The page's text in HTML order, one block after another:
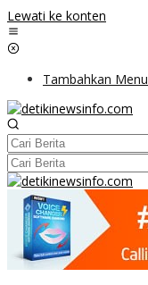
Lewati ke konten
Tambahkan Menu